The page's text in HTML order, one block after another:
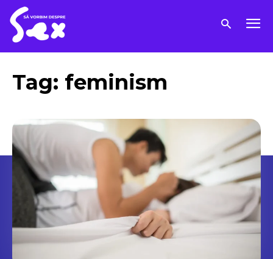
Tag: feminism